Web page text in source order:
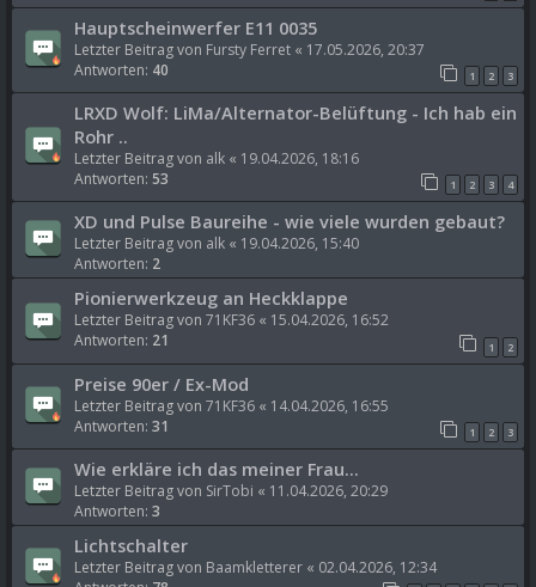
Hauptscheinwerfer E11 0035
Letzter Beitrag von Fursty Ferret « 17.05.2026, 20:37
Antworten: 40 1 2 3
LRXD Wolf: LiMa/Alternator-Belüftung - Ich hab ein
Rohr ..
Letzter Beitrag von alk « 19.04.2026, 18:16
Antworten: 53 1 2 3 4
XD und Pulse Baureihe - wie viele wurden gebaut?
Letzter Beitrag von alk « 19.04.2026, 15:40
Antworten: 2
Pionierwerkzeug an Heckklappe
Letzter Beitrag von 71KF36 « 15.04.2026, 16:52
Antworten: 21 1 2
Preise 90er / Ex-Mod
Letzter Beitrag von 71KF36 « 14.04.2026, 16:55
Antworten: 31 1 2 3
Wie erkläre ich das meiner Frau...
Letzter Beitrag von SirTobi « 11.04.2026, 20:29
Antworten: 3
Lichtschalter
Letzter Beitrag von Baamkletterer « 02.04.2026, 12:34